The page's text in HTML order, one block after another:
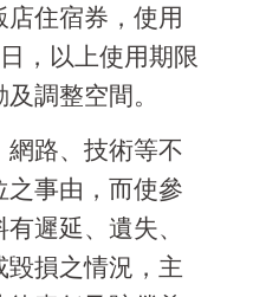
住宿券，使用
，以上使用期限
調整空間。
路、技術等不
事由，而使參
遲延、遺失、
損之情況，主